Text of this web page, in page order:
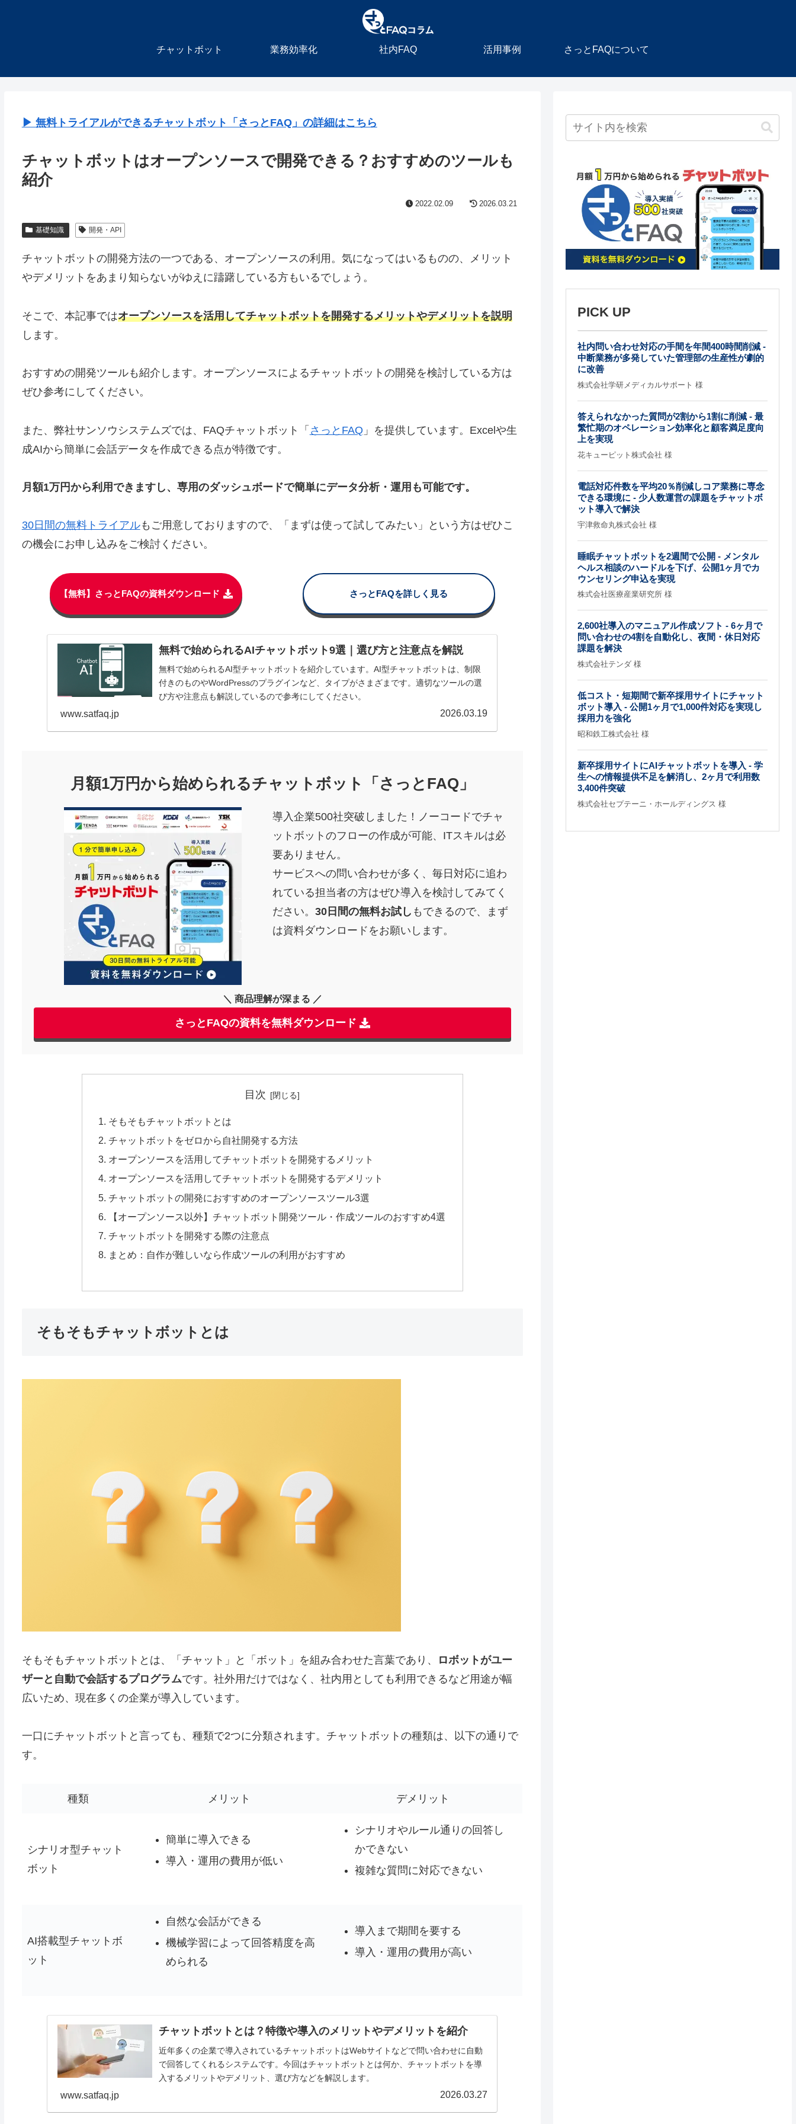
チャットボット 業務効率化 社内FAQ 活用事例 さっとFAQについて
▶︎ 無料トライアルができるチャットボット「さっとFAQ」の詳細はこちら
チャットボットはオープンソースで開発できる？おすすめのツールも
紹介
2022.02.09 2026.03.21
基礎知識 開発・API
チャットボットの開発方法の一つである、オープンソースの利用。気になってはいるものの、メリット
やデメリットをあまり知らないがゆえに躊躇している方もいるでしょう。
そこで、本記事ではオープンソースを活用してチャットボットを開発するメリットやデメリットを説明
します。
おすすめの開発ツールも紹介します。オープンソースによるチャットボットの開発を検討している方は
ぜひ参考にしてください。
また、弊社サンソウシステムズでは、FAQチャットボット「 さっとFAQ 」を提供しています。Excelや生
成AIから簡単に会話データを作成できる点が特徴です。
月額1万円から利用できますし、専用のダッシュボードで簡単にデータ分析・運用も可能です。
30日間の無料トライアルもご用意しておりますので、「まずは使って試してみたい」という方はぜひこ
の機会にお申し込みをご検討ください。
【無料】さっとFAQの資料ダウンロード さっとFAQを詳しく見る
無料で始められるAIチャットボット9選｜選び方と注意点を解説
無料で始められるAI型チャットボットを紹介しています。AI型チャットボットは、制限
付きのものやWordPressのプラグインなど、タイプがさまざまです。適切なツールの選
び方や注意点も解説しているので参考にしてください。
www.satfaq.jp 2026.03.19
月額1万円から始められるチャットボット「さっとFAQ」
導入企業500社突破しました！ノーコードでチャ
ットボットのフローの作成が可能、ITスキルは必
要ありません。
サービスへの問い合わせが多く、毎日対応に追わ
れている担当者の方はぜひ導入を検討してみてく
ださい。 30日間の無料お試し もできるので、まず
は資料ダウンロードをお願いします。
＼ 商品理解が深まる ／
さっとFAQの資料を無料ダウンロード
目次
そもそもチャットボットとは
チャットボットをゼロから自社開発する方法
オープンソースを活用してチャットボットを開発するメリット
オープンソースを活用してチャットボットを開発するデメリット
チャットボットの開発におすすめのオープンソースツール3選
【オープンソース以外】チャットボット開発ツール・作成ツールのおすすめ4選
チャットボットを開発する際の注意点
まとめ：自作が難しいなら作成ツールの利用がおすすめ
そもそもチャットボットとは
そもそもチャットボットとは、「チャット」と「ボット」を組み合わせた言葉であり、
ロボットがユー
ザーと自動で会話するプログラムです。社外用だけではなく、社内用としても利用できるなど用途が幅
広いため、現在多くの企業が導入しています。
一口にチャットボットと言っても、種類で2つに分類されます。チャットボットの種類は、以下の通りで
す。
種類 メリット デメリット
シナリオ型チャット
ボット
簡単に導入できる
導入・運用の費用が低い
シナリオやルール通りの回答し
かできない
複雑な質問に対応できない
AI搭載型チャットボ
ット
自然な会話ができる
機械学習によって回答精度を高
められる
導入まで期間を要する
導入・運用の費用が高い
チャットボットとは？特徴や導入のメリットやデメリットを紹介
近年多くの企業で導入されているチャットボットはWebサイトなどで問い合わせに自動
で回答してくれるシステムです。今回はチャットボットとは何か、チャットボットを導
入するメリットやデメリット、選び方などを解説します。
www.satfaq.jp 2026.03.27
PICK UP
社内問い合わせ対応の手間を年間400時間削減 -
中断業務が多発していた管理部の生産性が劇的
に改善
株式会社学研メディカルサポート 様
答えられなかった質問が2割から1割に削減 - 最
繁忙期のオペレーション効率化と顧客満足度向
上を実現
花キューピット株式会社 様
電話対応件数を平均20％削減しコア業務に専念
できる環境に - 少人数運営の課題をチャットボ
ット導入で解決
宇津救命丸株式会社 様
睡眠チャットボットを2週間で公開 - メンタル
ヘルス相談のハードルを下げ、公開1ヶ月でカ
ウンセリング申込を実現
株式会社医療産業研究所 様
2,600社導入のマニュアル作成ソフト - 6ヶ月で
問い合わせの4割を自動化し、夜間・休日対応
課題を解決
株式会社テンダ 様
低コスト・短期間で新卒採用サイトにチャット
ボット導入 - 公開1ヶ月で1,000件対応を実現し
採用力を強化
昭和鉄工株式会社 様
新卒採用サイトにAIチャットボットを導入 - 学
生への情報提供不足を解消し、2ヶ月で利用数
3,400件突破
株式会社セプテーニ・ホールディングス 様